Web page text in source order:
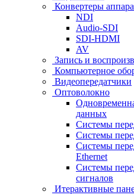
Конвертеры
NDI
Audio-SDI
SDI-HDMI
AV
Запись и
Компьютерное
Видеопередатчики
Оптоволокно
данных
Системы
Системы
Системы
Ethernet
Системы
сигналов
Итерактивные